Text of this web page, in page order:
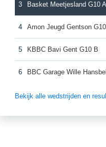
3 Basket Meetjesland G10 A
4 Amon Jeugd Gentson
5 KBBC Bavi Gent G10 B
6 BBC Garage Wille
Bekijk alle wedstrijden en